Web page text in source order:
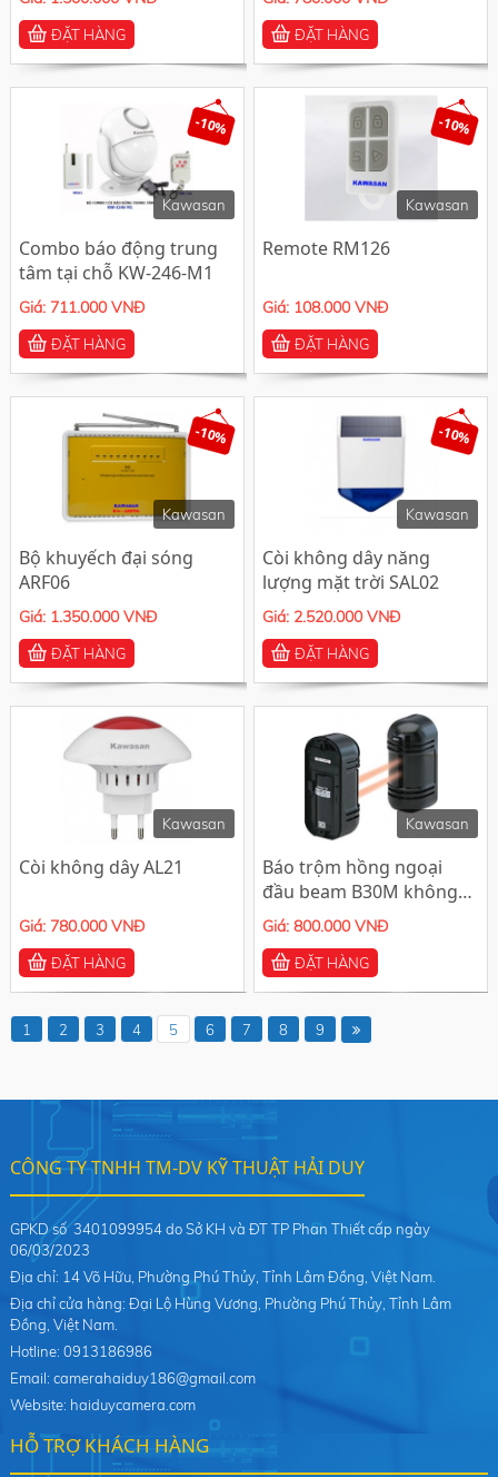
ĐẶT HÀNG ĐẶT HÀNG
Kawasan
-10%
Combo báo động trung
tâm tại chỗ KW-246-M1
Giá: 711.000 VNĐ
ĐẶT HÀNG
Kawasan
-10%
Remote RM126
Giá: 108.000 VNĐ
ĐẶT HÀNG
Kawasan
-10%
Bộ khuyếch đại sóng
ARF06
Giá: 1.350.000 VNĐ
ĐẶT HÀNG
Kawasan
-10%
Còi không dây năng
lượng mặt trời SAL02
Giá: 2.520.000 VNĐ
ĐẶT HÀNG
Kawasan
Còi không dây AL21
Giá: 780.000 VNĐ
ĐẶT HÀNG
Kawasan
Báo trộm hồng ngoại
đầu beam B30M không
dây
Giá: 800.000 VNĐ
ĐẶT HÀNG
1 2 3 4 5 6 7 8 9
CÔNG TY TNHH TM-DV KỸ THUẬT HẢI DUY
GPKD số 3401099954 do Sở KH và ĐT TP Phan Thiết cấp ngày
06/03/2023
Địa chỉ: 14 Võ Hữu, Phường Phú Thủy, Tỉnh Lâm Đồng, Việt Nam.
Địa chỉ cửa hàng: Đại Lộ Hùng Vương, Phường Phú Thủy, Tỉnh Lâm
Đồng, Việt Nam.
Hotline: 0913186986
Email: camerahaiduy186@gmail.com
Website: haiduycamera.com
HỖ TRỢ KHÁCH HÀNG